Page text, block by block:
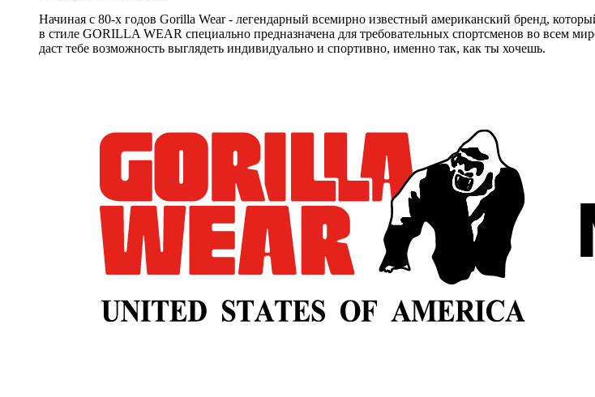
Начиная с 80-х годов Gorilla Wear - легендарный всемирно известный американский бренд,
в стиле GORILLA WEAR специально предназначена для требовательных спортсменов во всем
даст тебе возможность выглядеть индивидуально и спортивно, именно так, как ты хочешь.